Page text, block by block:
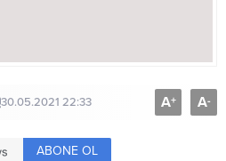
30.05.2021 22:33 A+ A-
ABONE OL